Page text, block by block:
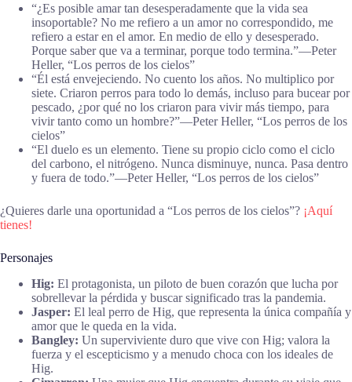
“¿Es posible amar tan desesperadamente que la vida sea
insoportable? No me refiero a un amor no correspondido, me
refiero a estar en el amor. En medio de ello y desesperado.
Porque saber que va a terminar, porque todo termina.”―Peter
Heller, “Los perros de los cielos”
“Él está envejeciendo. No cuento los años. No multiplico por
siete. Criaron perros para todo lo demás, incluso para bucear por
pescado, ¿por qué no los criaron para vivir más tiempo, para
vivir tanto como un hombre?”―Peter Heller, “Los perros de los
cielos”
“El duelo es un elemento. Tiene su propio ciclo como el ciclo
del carbono, el nitrógeno. Nunca disminuye, nunca. Pasa dentro
y fuera de todo.”―Peter Heller, “Los perros de los cielos”
¿Quieres darle una oportunidad a “Los perros de los cielos”? ¡Aquí
tienes!
Personajes
Hig: El protagonista, un piloto de buen corazón que lucha por
sobrellevar la pérdida y buscar significado tras la pandemia.
Jasper: El leal perro de Hig, que representa la única compañía y
amor que le queda en la vida.
Bangley: Un superviviente duro que vive con Hig; valora la
fuerza y el escepticismo y a menudo choca con los ideales de
Hig.